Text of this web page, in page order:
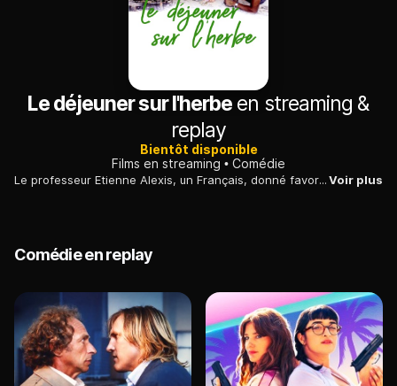
Le déjeuner sur l'herbe en streaming &
replay
Bientôt disponible
Films en streaming
Comédie
Le professeur Etienne Alexis, un Français, donné favori pour les premières élections présidentielles européennes, tombe sous le charme de Nénette, une jeune paysanne rencontrée lors d'un pique-nique...Voir plus
Comédie en replay